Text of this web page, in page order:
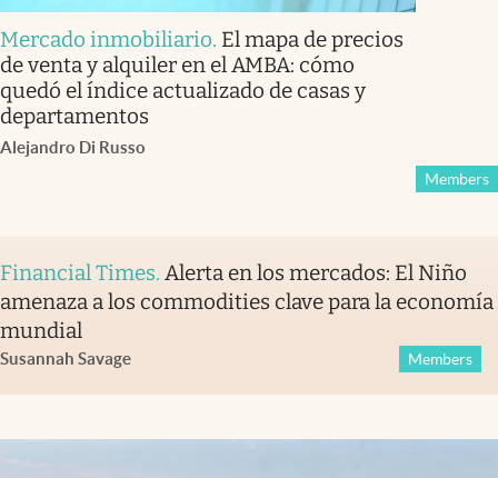
Mercado inmobiliario. El mapa de precios
de venta y alquiler en el AMBA: cómo
quedó el índice actualizado de casas y
departamentos
Alejandro Di Russo
Members
Financial Times. Alerta en los mercados: El Niño
amenaza a los commodities clave para la economía
mundial
Susannah Savage Members